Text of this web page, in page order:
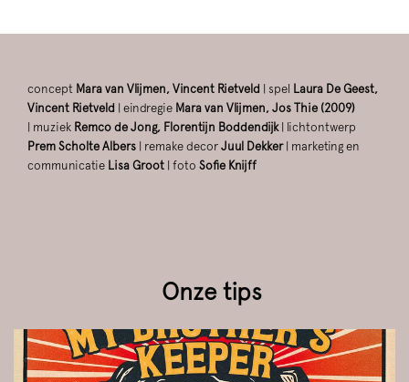
concept Mara van Vlijmen, Vincent Rietveld | spel Laura De Geest,
Vincent Rietveld | eindregie Mara van Vlijmen, Jos Thie (2009)
| muziek Remco de Jong, Florentijn Boddendijk | lichtontwerp
Prem Scholte Albers | remake decor Juul Dekker| marketing en
communicatie Lisa Groot | foto Sofie Knijff
Onze tips